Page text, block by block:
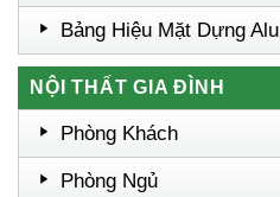
Bảng Hiệu Mặt Dựng Alu
NỘI THẤT GIA ĐÌNH
Phòng Khách
Phòng Ngủ